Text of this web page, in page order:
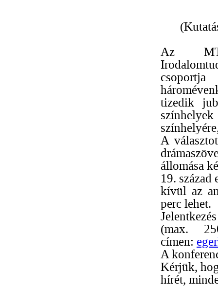
Az
tizedik
A
állomása
19.
kívül az
perc lehet.
(max.
címen:
A
Kérjük,
hírét,